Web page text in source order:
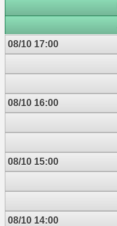
08/10 17:00
08/10 16:00
08/10 15:00
08/10 14:00